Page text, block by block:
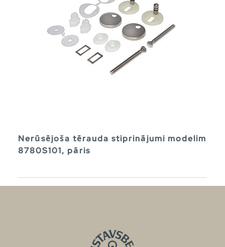
Nerūsējoša tērauda stiprinājumi modelim
8780S101, pāris